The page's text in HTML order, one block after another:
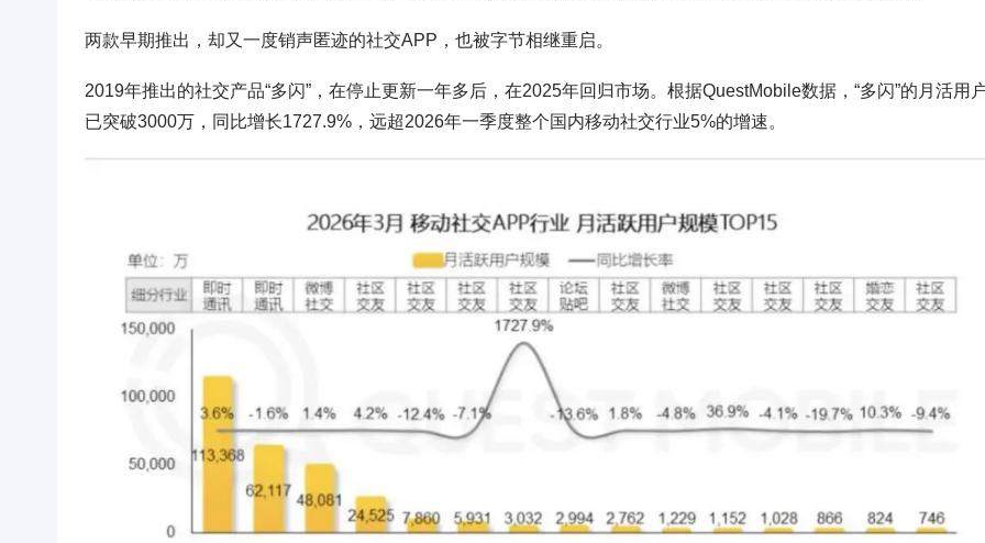
两款早期推出，却又一度销声匿迹的社交APP，也被字节相继重启。
2019年推出的社交产品“多闪”，在停止更新一年多后，在2025年回归市场。根据QuestMobile数据，“多闪”的月活用
已突破3000万，同比增长1727.9%，远超2026年一季度整个国内移动社交行业5%的增速。